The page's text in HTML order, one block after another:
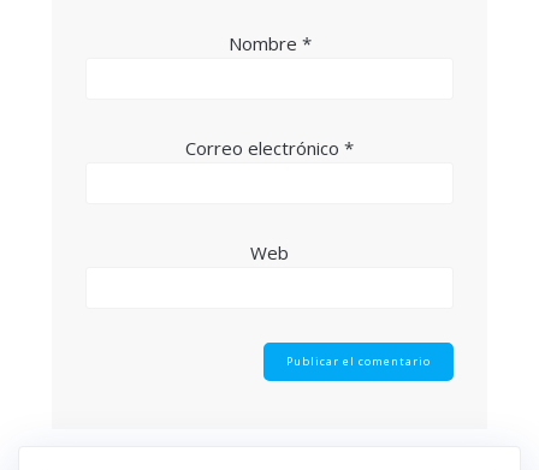
Nombre *
Correo electrónico *
Web